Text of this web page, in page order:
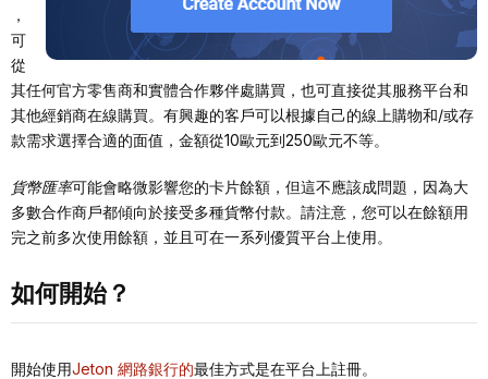
，
可
從
其任何官方零售商和實體合作夥伴處購買，也可直接從其服務平台和
其他經銷商在線購買。有興趣的客戶可以根據自己的線上購物和/或存
款需求選擇合適的面值，金額從10歐元到250歐元不等。
貨幣匯率可能會略微影響您的卡片餘額，但這不應該成問題，因為大
多數合作商戶都傾向於接受多種貨幣付款。請注意，您可以在餘額用
完之前多次使用餘額，並且可在一系列優質平台上使用。
如何開始？
開始使用Jeton 網路銀行的最佳方式是在平台上註冊。